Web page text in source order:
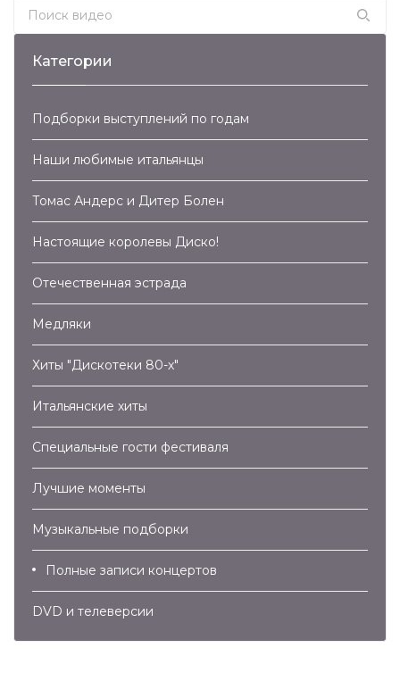
Search for:
Категории
Подборки выступлений по годам
Наши любимые итальянцы
Томас Андерс и Дитер Болен
Настоящие королевы Диско!
Отечественная эстрада
Медляки
Хиты "Дискотеки 80-х"
Итальянские хиты
Специальные гости фестиваля
Лучшие моменты
Музыкальные подборки
Полные записи концертов
DVD и телеверсии